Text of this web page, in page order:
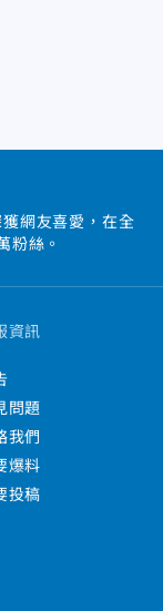
網友喜愛，在全
粉絲。
資訊
問題
我們
爆料
投稿